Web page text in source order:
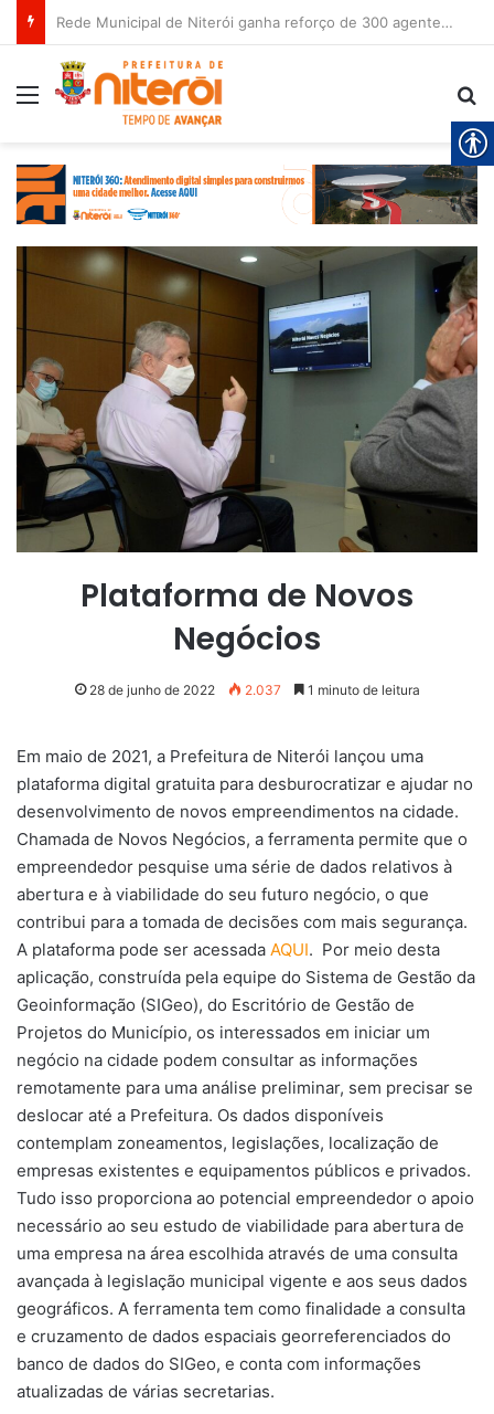
Rede Municipal de Niterói ganha reforço de 300 agentes de apoio escolar
Menu
Plataforma de Novos
Negócios
28 de junho de 2022 2.037 1 minuto de leitura
Em maio de 2021, a Prefeitura de Niterói lançou uma
plataforma digital gratuita para desburocratizar e ajudar no
desenvolvimento de novos empreendimentos na cidade.
Chamada de Novos Negócios, a ferramenta permite que o
empreendedor pesquise uma série de dados relativos à
abertura e à viabilidade do seu futuro negócio, o que
contribui para a tomada de decisões com mais segurança.
A plataforma pode ser acessada AQUI. Por meio desta
aplicação, construída pela equipe do Sistema de Gestão da
Geoinformação (SIGeo), do Escritório de Gestão de
Projetos do Município, os interessados em iniciar um
negócio na cidade podem consultar as informações
remotamente para uma análise preliminar, sem precisar se
deslocar até a Prefeitura. Os dados disponíveis
contemplam zoneamentos, legislações, localização de
empresas existentes e equipamentos públicos e privados.
Tudo isso proporciona ao potencial empreendedor o apoio
necessário ao seu estudo de viabilidade para abertura de
uma empresa na área escolhida através de uma consulta
avançada à legislação municipal vigente e aos seus dados
geográficos. A ferramenta tem como finalidade a consulta
e cruzamento de dados espaciais georreferenciados do
banco de dados do SIGeo, e conta com informações
atualizadas de várias secretarias.